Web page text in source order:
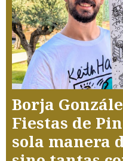
Borja
Fiestas de
sola manera